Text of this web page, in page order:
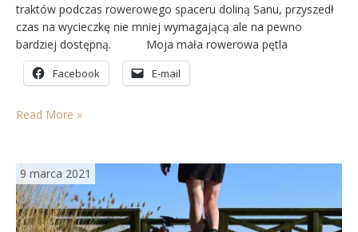
traktów podczas rowerowego spaceru doliną Sanu, przyszedł
czas na wycieczkę nie mniej wymagającą ale na pewno
bardziej dostępną. Moja mała rowerowa pętla
bieszczadzka to 40 kilometrowy odcinek asfaltowy, który w
części pokrywa się z tak ochoczo wybieraną przez
Facebook E-mail
Read More »
9 marca 2021